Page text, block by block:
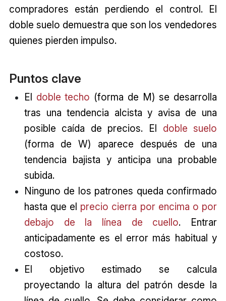
compradores están perdiendo el control. El
doble suelo demuestra que son los vendedores
quienes pierden impulso.
Puntos clave
El doble techo (forma de M) se desarrolla
tras una tendencia alcista y avisa de una
posible caída de precios. El doble suelo
(forma de W) aparece después de una
tendencia bajista y anticipa una probable
subida.
Ninguno de los patrones queda confirmado
hasta que el precio cierra por encima o por
debajo de la línea de cuello. Entrar
anticipadamente es el error más habitual y
costoso.
El objetivo estimado se calcula
proyectando la altura del patrón desde la